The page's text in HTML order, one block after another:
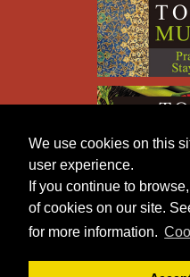
We use cookies on this
user experience.
If you continue to
of cookies on our site.
for more information.